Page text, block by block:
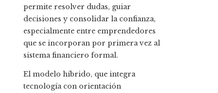
permite resolver dudas, guiar
decisiones y consolidar la confianza,
especialmente entre emprendedores
que se incorporan por primera vez al
sistema financiero formal.
El modelo híbrido, que integra
tecnología con orientación